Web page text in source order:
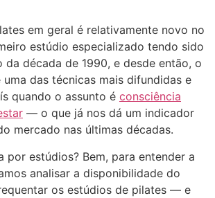
em geral é relativamente novo no
estúdio especializado tendo sido
década de 1990, e desde então, o
das técnicas mais difundidas e
quando o assunto é consciência
— o que já nos dá um indicador
mercado nas últimas décadas.
por estúdios? Bem, para entender a
analisar a disponibilidade do
os estúdios de pilates — e